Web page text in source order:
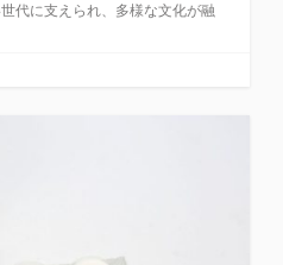
代に支えられ、多様な文化が融